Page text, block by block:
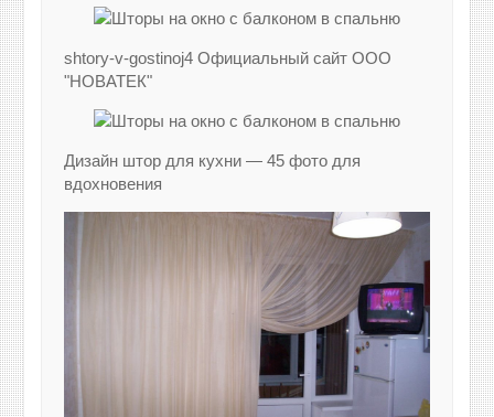
shtory-v-gostinoj4 Официальный сайт ООО
"НОВАТЕК"
Дизайн штор для кухни — 45 фото для
вдохновения